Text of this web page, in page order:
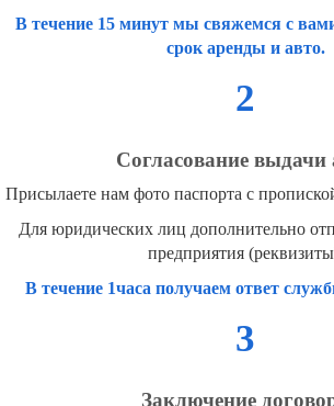
В течение 15 минут мы свяжемся с вами
срок аренды и авто.
2
Согласование выдачи
Присылаете нам фото паспорта с
Для юридических лиц дополнительно
предприятия
В течение 1часа получаем ответ
3
Заключение